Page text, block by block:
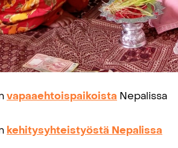
vapaaehtoispaikoista Nepalissa
kehitysyhteistyöstä Nepalissa